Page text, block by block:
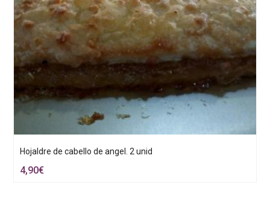
Hojaldre de cabello de angel. 2 unid
4,90€